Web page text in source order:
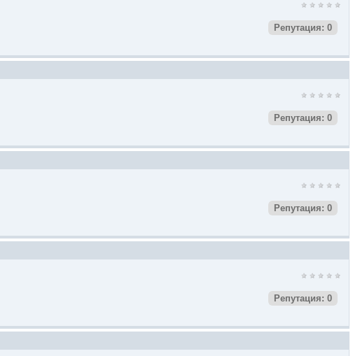
Репутация: 0
Репутация: 0
Репутация: 0
Репутация: 0